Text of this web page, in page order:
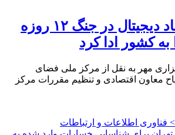
حوزه اقتصاد دیجیتال در جنگ ۱۲ روزه
به کشور ادا کرد
مهر به نقل از مرکز ملی فضای
معاون اقتصادی و تنظیم مقررات مرکز
فناوری اطلاعات و ارتباطات